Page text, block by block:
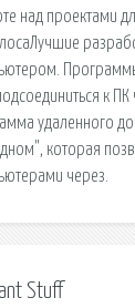
над проектами
к ПК
удаленного
которая
через.
Stuff